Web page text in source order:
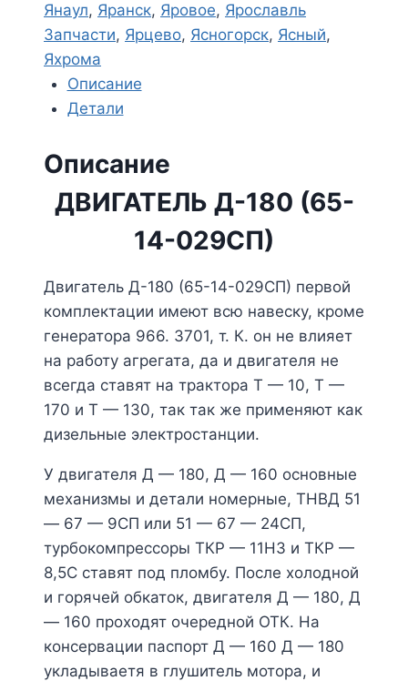
Янаул, Яранск, Яровое, Ярославль
Запчасти, Ярцево, Ясногорск, Ясный,
Яхрома
Описание
Детали
Описание
ДВИГАТЕЛЬ Д-180 (65-
14-029СП)
Двигатель Д-180 (65-14-029СП) первой
комплектации имеют всю навеску, кроме
генератора 966. 3701, т. К. он не влияет
на работу агрегата, да и двигателя не
всегда ставят на трактора Т — 10, Т —
170 и Т — 130, так так же применяют как
дизельные электростанции.
У двигателя Д — 180, Д — 160 основные
механизмы и детали номерные, ТНВД 51
— 67 — 9СП или 51 — 67 — 24СП,
турбокомпрессоры ТКР — 11Н3 и ТКР —
8,5С ставят под пломбу. После холодной
и горячей обкаток, двигателя Д — 180, Д
— 160 проходят очередной ОТК. На
консервации паспорт Д — 160 Д — 180
укладываетя в глушитель мотора, и